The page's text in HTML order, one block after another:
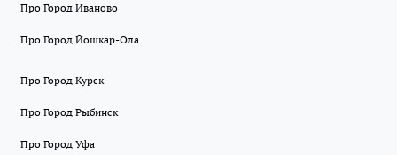
Про Город Иваново
Про Город Йошкар-Ола
Про Город Курск
Про Город Рыбинск
Про Город Уфа